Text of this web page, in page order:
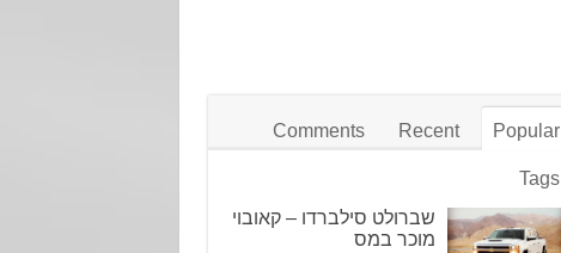
Popular
Recent
Comments
Tags
שברולט סילברדו – קאובוי
מוכר במס